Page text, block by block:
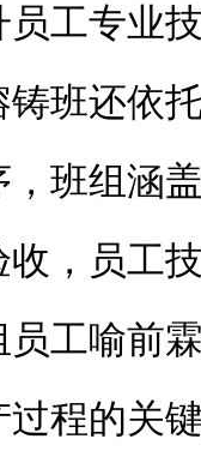
员工专业
铸班还依
班组涵
收，员工
员工喻前
过程的关